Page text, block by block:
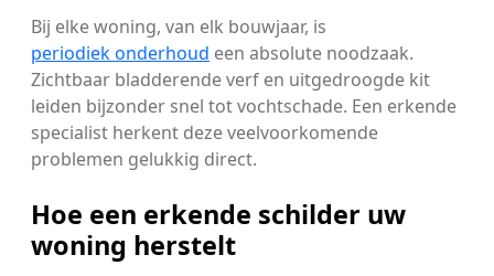
Bij elke woning, van elk bouwjaar, is
periodiek onderhoud een absolute noodzaak.
Zichtbaar bladderende verf en uitgedroogde kit
leiden bijzonder snel tot vochtschade. Een erkende
specialist herkent deze veelvoorkomende
problemen gelukkig direct.
Hoe een erkende schilder uw
woning herstelt